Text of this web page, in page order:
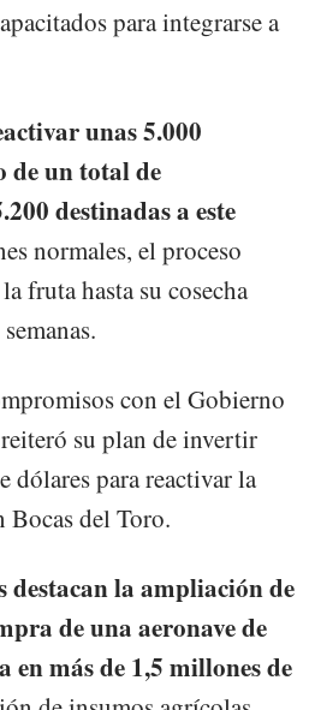
para integrarse a
unas 5.000
de un total de
destinadas a este
normales, el proceso
fruta hasta su cosecha
con el Gobierno
su plan de invertir
dólares para reactivar la
Bocas del Toro.
destacan la ampliación de
de una aeronave de
más de 1,5 millones de